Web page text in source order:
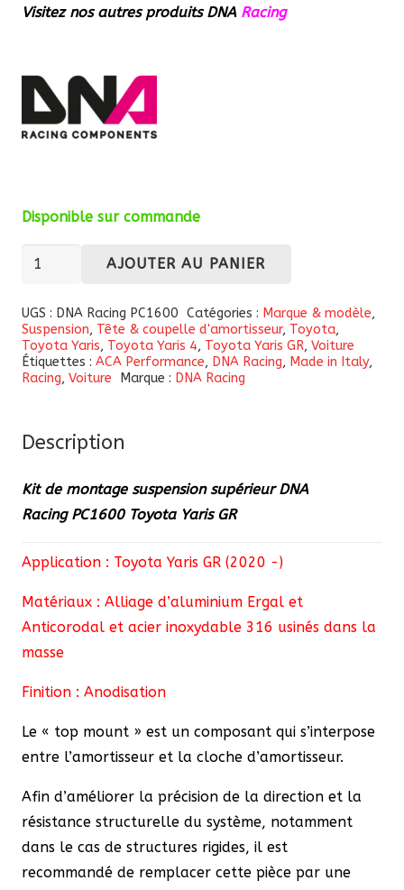
Visitez nos autres produitsDNA Racing
Disponible sur commande
quantité
Kit
de
montage
suspension
DNA
PC1600
Toyota
GR
AJOUTER AU PANIER
UGS : DNA Racing PC1600 Catégories : Marque & modèle,
Suspension, Tête & coupelle d'amortisseur, Toyota,
Toyota Yaris, Toyota Yaris 4, Toyota Yaris GR, Voiture
Étiquettes : ACA Performance, DNA Racing, Made in Italy,
Racing, Voiture Marque : DNA Racing
Description
Kit de montage suspension supérieur DNA
Racing PC1600 Toyota Yaris GR
Application : Toyota Yaris GR (2020 -)
Matériaux : Alliage d’aluminium Ergal et
Anticorodal et acier inoxydable 316 usinés dans la
masse
Finition : Anodisation
Le « top mount » est un composant qui s’interpose
entre l’amortisseur et la cloche d’amortisseur.
Afin d’améliorer la précision de la direction et la
résistance structurelle du système, notamment
dans le cas de structures rigides, il est
recommandé de remplacer cette pièce par une